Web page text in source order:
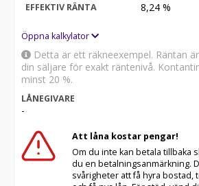
EFFEKTIV RÄNTA 8,24 %
Öppna kalkylator
Detta är ett räkneexempel. Räntan
din säljare för exakt räntenivå.
minst 20 %.
LÅNEGIVARE
-
Att låna kostar pengar!
Om du inte kan betala tillbaka
du en betalningsanmärkning.
svårigheter att få hyra bostad,